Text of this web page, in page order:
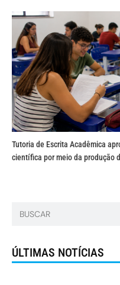
Tutoria de Escrita Acadêmica
científica por meio da produção
ÚLTIMAS NOTÍCIAS